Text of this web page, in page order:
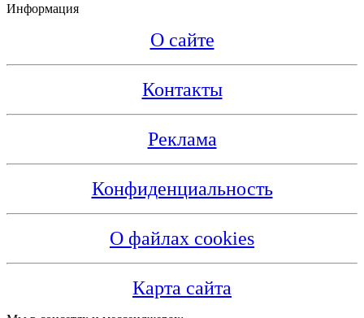
Информация
О сайте
Контакты
Реклама
Конфиденциальность
О файлах cookies
Карта сайта